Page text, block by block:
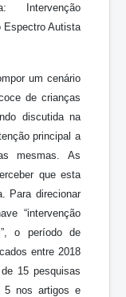
Intervenção
Espectro Autista
um cenário
de crianças
discutida na
principal a
mesmas. As
que esta
Para direcionar
“intervenção
o período de
entre 2018
15 pesquisas
5 nos artigos e